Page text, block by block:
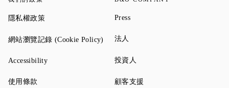
隱私權政策Link Opens in New Tab
網站瀏覽記錄 (Cookie Policy) Link Opens in New Tab
AccessibilityLink Opens in New Tab
使用條款
PressLink Opens in New Tab
法人
投資人
顧客支援